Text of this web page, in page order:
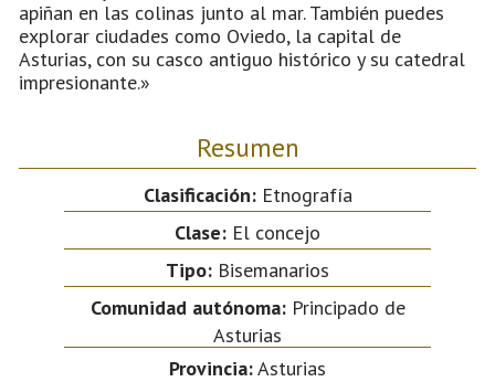
apiñan en las colinas junto al mar. También puedes
explorar ciudades como Oviedo, la capital de
Asturias, con su casco antiguo histórico y su catedral
impresionante.»
Resumen
Clasificación:Etnografía
Clase: El concejo
Tipo: Bisemanarios
Comunidad autónoma:Principado de
Asturias
Provincia:Asturias